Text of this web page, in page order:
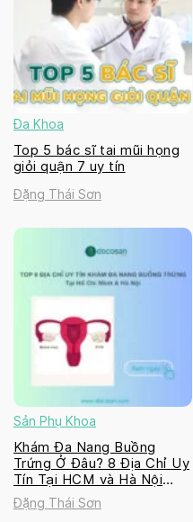
Đa Khoa
Top 5 bác sĩ tai mũi họng
giỏi quận 7 uy tín
Đặng Thái Sơn
Sản Phụ Khoa
Khám Đa Nang Buồng
Trứng Ở Đâu? 8 Địa Chỉ Uy
Tín Tại HCM và Hà Nội
2026
Đặng Thái Sơn